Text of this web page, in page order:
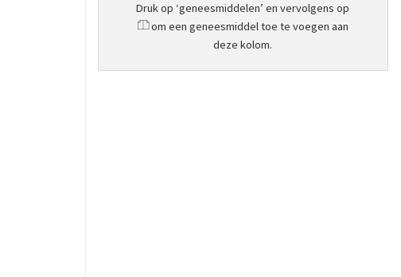
Druk op ‘geneesmiddelen’ en vervolgens op
om een geneesmiddel toe te voegen aan
deze kolom.